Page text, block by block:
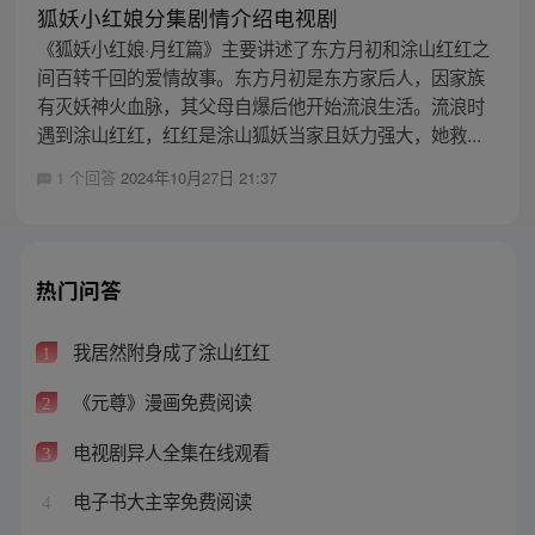
狐妖小红娘分集剧情介绍电视剧
《狐妖小红娘·月红篇》主要讲述了东方月初和涂山红红之
间百转千回的爱情故事。东方月初是东方家后人，因家族
有灭妖神火血脉，其父母自爆后他开始流浪生活。流浪时
遇到涂山红红，红红是涂山狐妖当家且妖力强大，她救...
1 个回答 2024年10月27日 21:37
热门问答
1 我居然附身成了涂山红红
2 《元尊》漫画免费阅读
3 电视剧异人全集在线观看
4 电子书大主宰免费阅读